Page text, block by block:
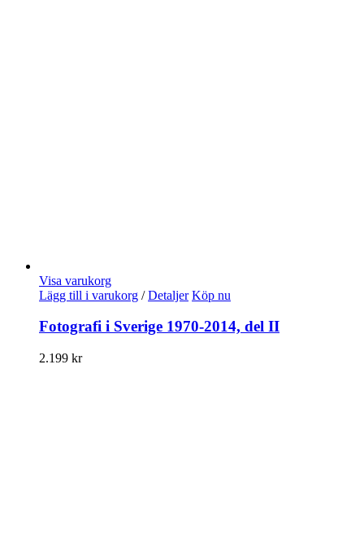
Visa varukorg
Lägg till i varukorg / Detaljer Köp nu
Fotografi i Sverige 1970-2014, del II
2.199 kr